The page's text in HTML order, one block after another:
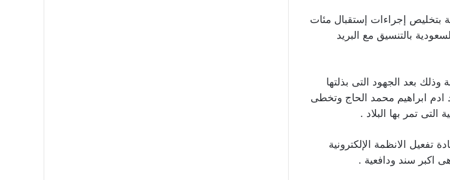
بتخليص إجراءات إستقبال مئات
بالتنسيق مع البريد
وذلك بعد الجهود التى بذلتها
د ادم ابراهيم محمد الحاج وتخطى
تمر بها البلاد .
الانظمة الإلكترونية
اكبر سند ودافعية .